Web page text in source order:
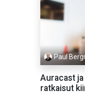
Paul
Auracast
ratkaisut